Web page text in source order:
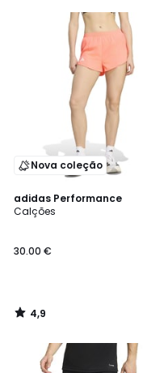
Nova coleção
adidas Performance
Calções
30.00 €
4,9
/ 5
4,9
/